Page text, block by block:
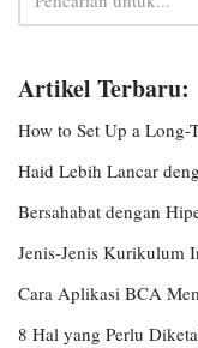
Artikel Terbaru:
How to Set Up a
Haid Lebih Lancar
Bersahabat dengan
Jenis-Jenis Kurikulum
Cara Aplikasi BCA
8 Hal yang Perlu